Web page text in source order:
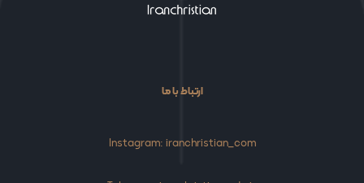
ارتباط با ما
Instagram: iranchristian_com